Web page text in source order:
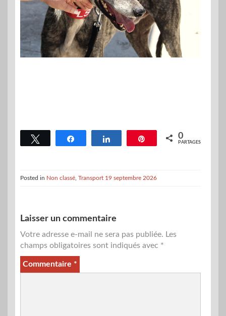
Tweetez Partagez Partagez Épingle 0
PARTAGES
Posted in Non classé Transport 19 septembre 2026
Laisser un commentaire
Votre adresse e-mail ne sera pas publiée. Les
champs obligatoires sont indiqués avec *
Commentaire *